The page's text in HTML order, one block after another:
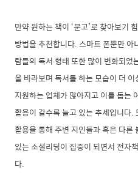
만약 원하는 책이 ‘문고’로 찾아보기
방법을 추천합니다. 스마트 폰뿐만
람들의 독서 형태 또한 많이 변화되
을 바라보며 독서를 하는 모습이 더
지원하는 업체가 많아지고 이를 돕는
활용이 갈수록 늘고 있는 추세입니다
활용을 통해 주변 지인들과 혹은 다른
있는 소셜리딩이 집중이 되면서 전자
다.